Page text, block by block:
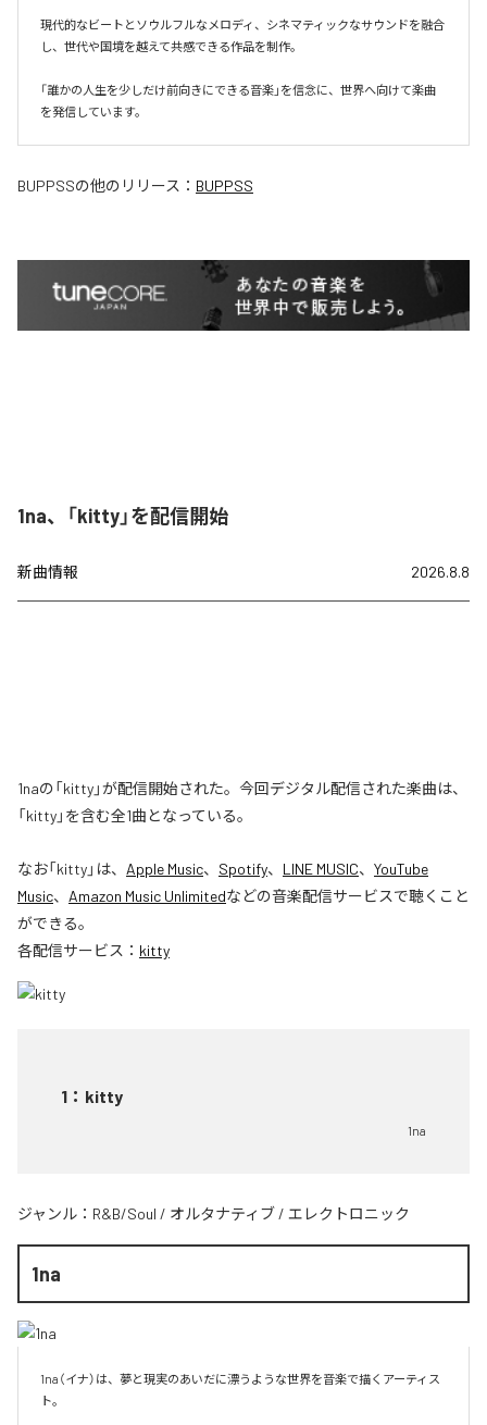
現代的なビートとソウルフルなメロディ、シネマティックなサウンドを融合
し、世代や国境を越えて共感できる作品を制作。
「誰かの人生を少しだけ前向きにできる音楽」を信念に、世界へ向けて楽曲
を発信しています。
BUPPSSの他のリリース： BUPPSS
1na、「kitty」を配信開始
新曲情報 2026.8.8
1naの「kitty」が配信開始された。今回デジタル配信された楽曲は、
「kitty」を含む全1曲となっている。
なお「kitty」は、 Apple Music、 Spotify、 LINE MUSIC、 YouTube
Music、 Amazon Music Unlimitedなどの音楽配信サービスで聴くこと
ができる。
各配信サービス： kitty
1 ： kitty
1na
ジャンル： R&B/Soul / オルタナティブ / エレクトロニック
1na
1na（イナ）は、夢と現実のあいだに漂うような世界を音楽で描くアーティス
ト。